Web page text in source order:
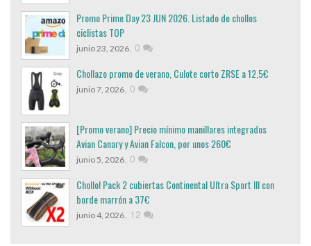
Promo Prime Day 23 JUN 2026. Listado de chollos
ciclistas TOP
junio 23, 2026, 0
Chollazo promo de verano, Culote corto ZRSE a 12,5€
junio 7, 2026, 0
[Promo verano] Precio mínimo manillares integrados
Avian Canary y Avian Falcon, por unos 260€
junio 5, 2026, 0
Chollo! Pack 2 cubiertas Continental Ultra Sport III con
borde marrón a 37€
junio 4, 2026, 12